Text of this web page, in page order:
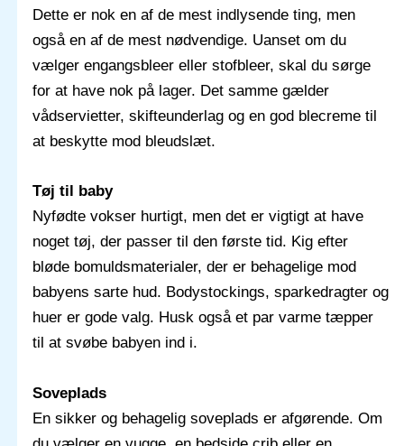
Dette er nok en af de mest indlysende ting, men
også en af de mest nødvendige. Uanset om du
vælger engangsbleer eller stofbleer, skal du sørge
for at have nok på lager. Det samme gælder
vådservietter, skifteunderlag og en god blecreme til
at beskytte mod bleudslæt.
Tøj til baby
Nyfødte vokser hurtigt, men det er vigtigt at have
noget tøj, der passer til den første tid. Kig efter
bløde bomuldsmaterialer, der er behagelige mod
babyens sarte hud. Bodystockings, sparkedragter og
huer er gode valg. Husk også et par varme tæpper
til at svøbe babyen ind i.
Soveplads
En sikker og behagelig soveplads er afgørende. Om